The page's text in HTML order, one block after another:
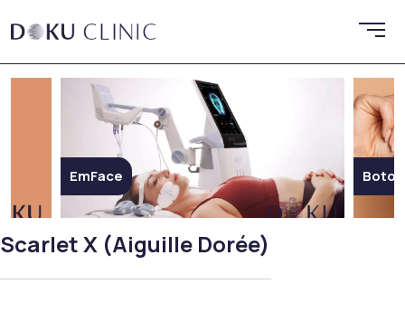
EmFace Botox
Scarlet X (Aiguille Dorée)